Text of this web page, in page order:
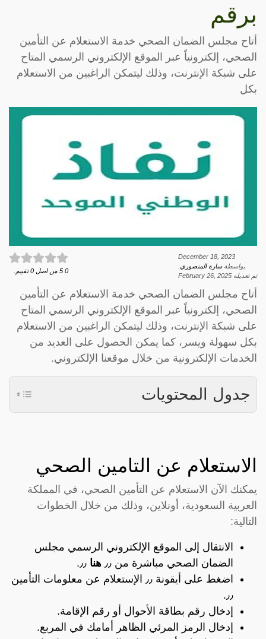
برقم
أتاح مجلس الضمان الصحي خدمة الاستعلام عن التأمين
الصحي، إلكترونياً عبر الموقع الإلكتروني الرسمي المتاح
على شبكة الإنترنت، وذلك ليتمكن الراغبين من الاستعلام
بكل
December 18, 2023
بواسطةسارة المنصوري
تم تعديله February 26, 2025
0
5 من اصل 0 تقييم.
أتاح مجلس الضمان الصحي خدمة الاستعلام عن التأمين
الصحي، إلكترونياً عبر الموقع الإلكتروني الرسمي المتاح
على شبكة الإنترنت، وذلك ليتمكن الراغبين من الاستعلام
بكل سهولة ويسر، كما يمكن الحصول على العديد من
الخدمات الإلكترونية من خلال موقعنا الإلكتروني.
جدول المحتويات
الاستعلام عن التامين الصحي
يمكنك الآن الاستعلام عن التأمين الصحي، في المملكة
العربية السعودية، أونلاين، وذلك من خلال الخطوات
التالية:
الانتقال إلى الموقع الإلكتروني الرسمي مجلس
الضمان الصحي مباشرة من ٫٫
هنا
اضغط على أيقونة ٫٫ الإستعلام عن معلومات التأمين
٫٫.
إدخال رقم بطاقة الأحوال أو رقم الإقامة.
إدخال الرمز المرئي الظاهر أمامك في المربع.